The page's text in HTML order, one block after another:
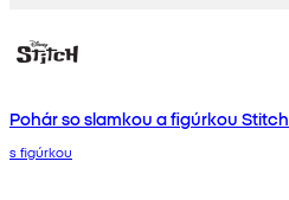
Pohár so slamkou a figúrkou Stitch
s figúrkou